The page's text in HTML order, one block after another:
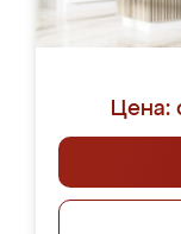
Цена: